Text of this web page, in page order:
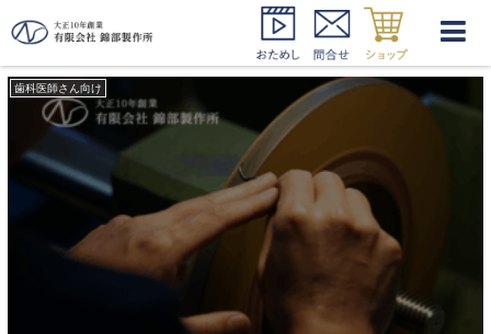
エアースケーラー チップ
歯科医師さん向け